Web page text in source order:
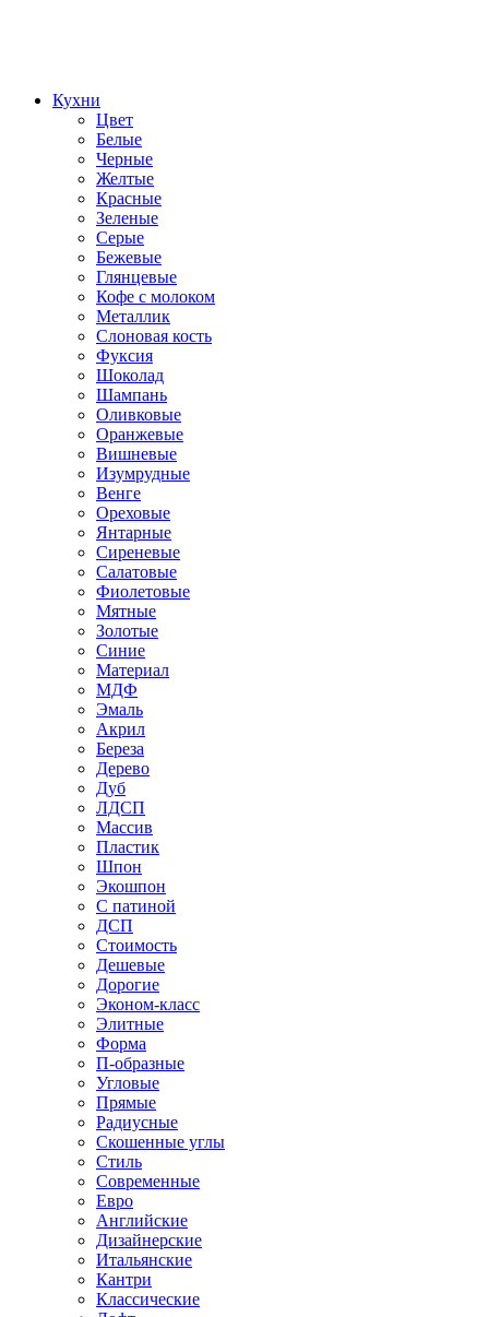
Кухни
Цвет
Белые
Черные
Желтые
Красные
Зеленые
Серые
Бежевые
Глянцевые
Кофе с молоком
Металлик
Слоновая кость
Фуксия
Шоколад
Шампань
Оливковые
Оранжевые
Вишневые
Изумрудные
Венге
Ореховые
Янтарные
Сиреневые
Салатовые
Фиолетовые
Мятные
Золотые
Синие
Материал
МДФ
Эмаль
Акрил
Береза
Дерево
Дуб
ЛДСП
Массив
Пластик
Шпон
Экошпон
С патиной
ДСП
Стоимость
Дешевые
Дорогие
Эконом-класс
Элитные
Форма
П-образные
Угловые
Прямые
Радиусные
Скошенные углы
Стиль
Современные
Евро
Английские
Дизайнерские
Итальянские
Кантри
Классические